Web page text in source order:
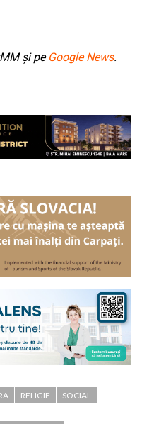
și pe Google News.
RELIGIE
SOCIAL